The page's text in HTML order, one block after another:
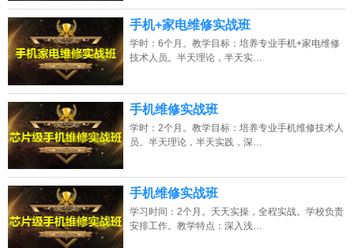
手机+家电维修实战班
学时：6个月。教学目标：培养专业手机+家电维修
技术人员。半天理论，半天实…
手机维修实战班
学时：2个月。教学目标：培养专业手机维修技术人
员。半天理论，半天实践，深…
手机维修实战班
学习时间：2个月。天天实操，全程实战。学校负责
安排工作。教学特点：深入浅…